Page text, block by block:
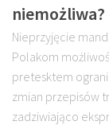
niemożliwa?
Nieprzyjęcie
Polakom
pretesktem
zmian przepisów
zadziwiająco